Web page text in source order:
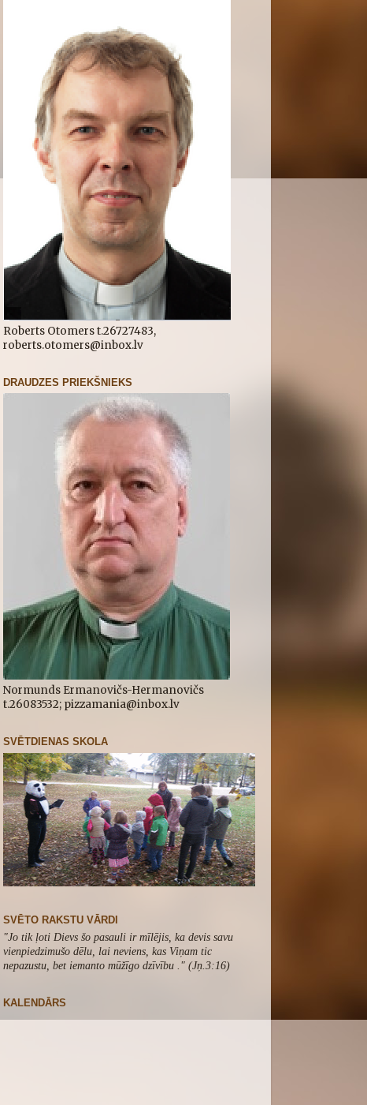
Roberts Otomers t.26727483,
roberts.otomers@inbox.lv
DRAUDZES PRIEKŠNIEKS
Normunds Ermanovičs-Hermanovičs
t.26083532; pizzamania@inbox.lv
SVĒTDIENAS SKOLA
SVĒTO RAKSTU VĀRDI
"Jo tik ļoti Dievs šo pasauli ir mīlējis, ka devis savu
vienpiedzimušo dēlu, lai neviens, kas Viņam tic
nepazustu, bet iemanto mūžīgo dzīvību . " (Jņ.3:16)
KALENDĀRS